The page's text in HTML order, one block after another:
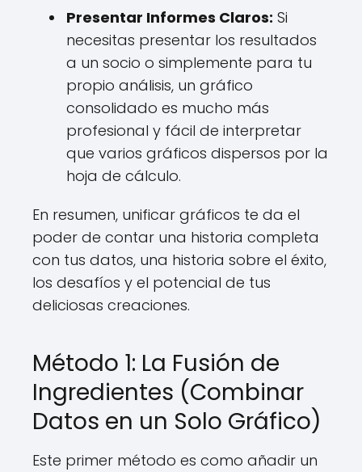
Presentar Informes Claros: Si
necesitas presentar los resultados
a un socio o simplemente para tu
propio análisis, un gráfico
consolidado es mucho más
profesional y fácil de interpretar
que varios gráficos dispersos por la
hoja de cálculo.
En resumen, unificar gráficos te da el
poder de contar una historia completa
con tus datos, una historia sobre el éxito,
los desafíos y el potencial de tus
deliciosas creaciones.
Método 1: La Fusión de
Ingredientes (Combinar
Datos en un Solo Gráfico)
Este primer método es como añadir un